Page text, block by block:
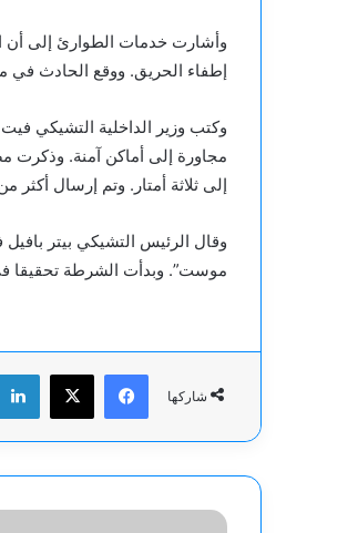
وأشارت خدمات الطوارئ إلى أن
إطفاء الحريق. ووقع الحادث في مطعم بوسط
مجاورة إلى أماكن آمنة. وذكرت
إلى ثلاثة أمتار. وتم إرسال أكثر من 60 رجل إطفاء و10 فرق إسعاف ومروحية إنقاذ إلى موقع
وقال الرئيس التشيكي بيتر
موست”. وبدأت الشرطة تحقيقا في
شاركها
فيسبوك
‫X
فريق